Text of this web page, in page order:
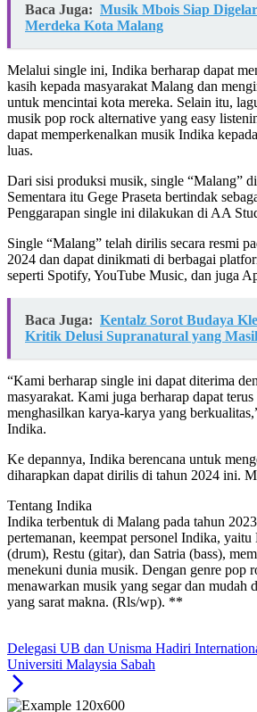
Baca Juga: Musik Mbois Siap
Merdeka Kota Malang
Melalui single ini, Indika berharap dapat
kasih kepada masyarakat Malang dan
untuk mencintai kota mereka. Selain itu,
musik pop rock alternative yang easy
dapat memperkenalkan musik Indika
luas.
Dari sisi produksi musik, single “Malang”
Sementara itu Gege Praseta bertindak
Penggarapan single ini dilakukan di AA
Single “Malang” telah dirilis secara resmi
2024 dan dapat dinikmati di berbagai
seperti Spotify, YouTube Music, dan juga
Baca Juga: Kentalz Sorot Budaya
Kritik Delusi Supranatural yang
“Kami berharap single ini dapat diterima
masyarakat. Kami juga berharap dapat
menghasilkan karya-karya yang
Indika.
Ke depannya, Indika berencana untuk
diharapkan dapat dirilis di tahun 2024 ini.
Tentang Indika
Indika terbentuk di Malang pada tahun
pertemanan, keempat personel Indika,
(drum), Restu (gitar), dan Satria (bass),
menekuni dunia musik. Dengan genre pop
menawarkan musik yang segar dan mudah
yang sarat makna. (Rls/wp). **
Delegasi UB dan Unisma Hadiri
Universiti Malaysia Sabah